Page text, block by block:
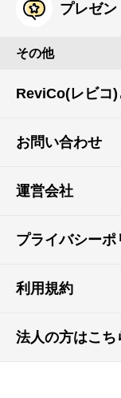
プレゼ
その他
ReviCo(レビコ)
お問い合わせ
運営会社
プライバシーポ
利用規約
法人の方はこち